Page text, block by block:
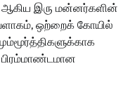
ஆகிய இரு மன்னர்களின்
ஒற்றைக் கோயில்